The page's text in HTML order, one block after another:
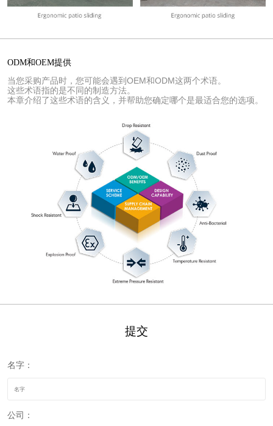
ODM和OEM提供
当您采购产品时，您可能会遇到OEM和ODM这两个术语。
这些术语指的是不同的制造方法。
本章介绍了这些术语的含义，并帮助您确定哪个是最适合您的选项。
提交
名字：
公司：